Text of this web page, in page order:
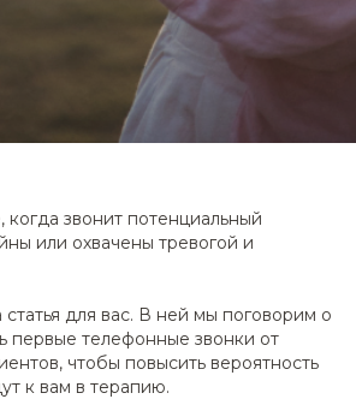
когда звонит потенциальный
или охвачены тревогой и
для вас. В ней мы поговорим о
первые телефонные звонки от
чтобы повысить вероятность
к вам в терапию.